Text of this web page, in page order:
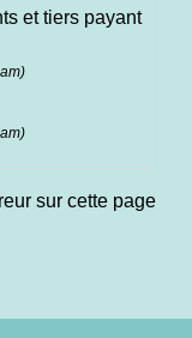
et tiers payant
sur cette page